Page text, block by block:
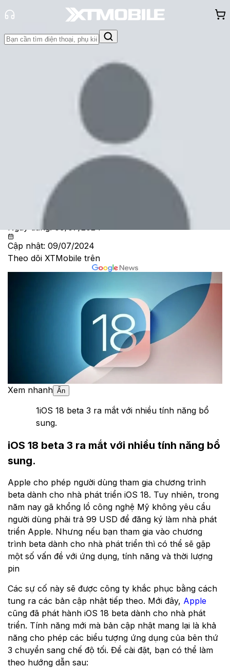
Hỏi đáp Thông báo
iOS 18 beta 3 đã có mặt để khắc
phục lỗi và bổ sung một số tính
năng mới
Cam Ngoan
Ngày đăng:09/07/2024
Cập nhật: 09/07/2024
Theo dõi XTMobile trên
Xem nhanh Ẩn
1iOS 18 beta 3 ra mắt với nhiều tính năng bổ
sung.
iOS 18 beta 3 ra mắt với nhiều tính năng bổ
sung.
Apple cho phép người dùng tham gia chương trình
beta dành cho nhà phát triển iOS 18. Tuy nhiên, trong
năm nay gã khổng lồ công nghệ Mỹ không yêu cầu
người dùng phải trả 99 USD để đăng ký làm nhà phát
triển Apple. Nhưng nếu bạn tham gia vào chương
trình beta dành cho nhà phát triển thì có thể sẽ gặp
một số vấn đề với ứng dụng, tính năng và thời lượng
pin
Các sự cố này sẽ được công ty khắc phục bằng cách
tung ra các bản cập nhật tiếp theo. Mới đây, Apple
cũng đã phát hành iOS 18 beta dành cho nhà phát
triển. Tính năng mới mà bản cập nhật mang lại là khả
năng cho phép các biểu tượng ứng dụng của bên thứ
3 chuyển sang chế độ tối. Để cài đặt, bạn có thể làm
theo hướng dẫn sau: